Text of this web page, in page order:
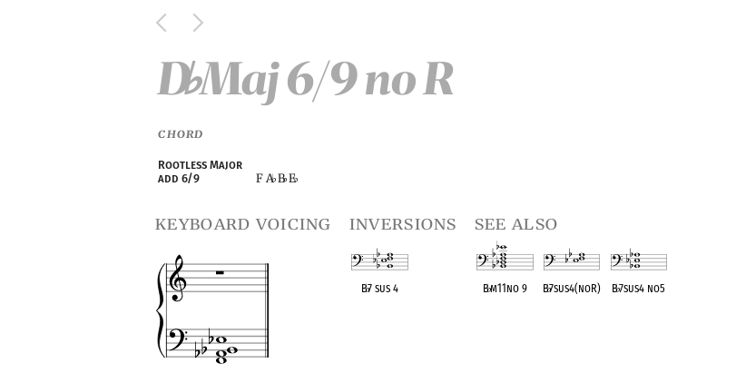
D♭Maj 6/9 no R
CHORD
Rootless Major
add 6/9
F A♭B♭E♭
keyboard voicing inversions
B♭7 sus 4
see also
B♭m11no 9 B♭7sus4(noR) B♭7sus4 no5